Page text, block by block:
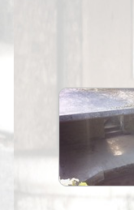
Outils-
Cartes
Presse
Liens